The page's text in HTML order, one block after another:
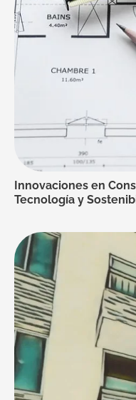
Innovaciones en
Tecnología y